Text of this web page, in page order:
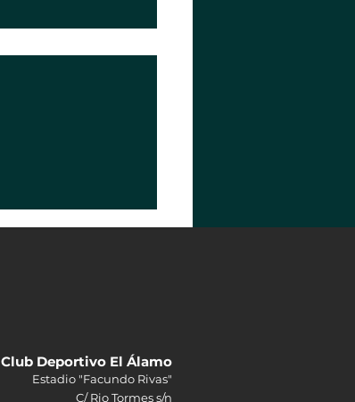
Club Deportivo El Álamo
Estadio "Facundo Rivas"
C/ Rio Tormes s/n